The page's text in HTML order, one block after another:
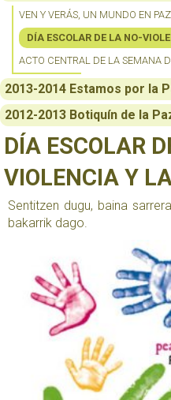
VEN Y VERÁS, UN MUNDO EN PAZ
DÍA ESCOLAR DE LA NO-
ACTO CENTRAL DE LA SEMANA
2013-2014 Estamos por la
2012-2013 Botiquín de la
DÍA ESCOLAR
VIOLENCIA Y
Sentitzen dugu, baina
bakarrik dago.